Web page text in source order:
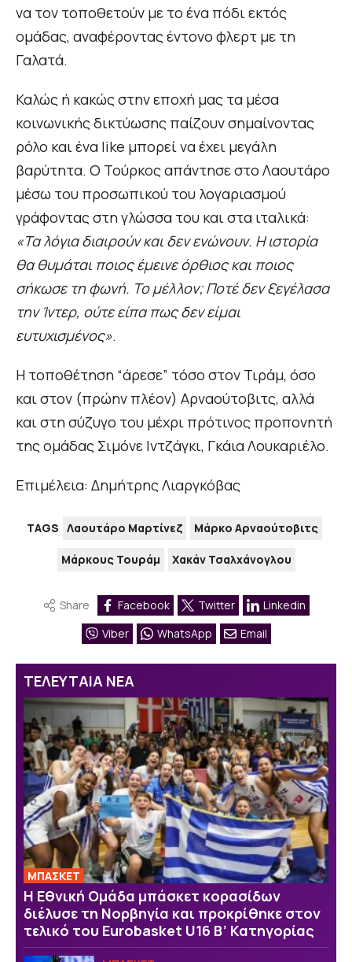
να τον τοποθετούν με το ένα πόδι εκτός
ομάδας, αναφέροντας έντονο φλερτ με τη
Γαλατά.
Καλώς ή κακώς στην εποχή μας τα μέσα
κοινωνικής δικτύωσης παίζουν σημαίνοντας
ρόλο και ένα like μπορεί να έχει μεγάλη
βαρύτητα. Ο Τούρκος απάντησε στο Λαουτάρο
μέσω του προσωπικού του λογαριασμού
γράφοντας στη γλώσσα του και στα ιταλικά:
«Τα λόγια διαιρούν και δεν ενώνουν. Η ιστορία
θα θυμάται ποιος έμεινε όρθιος και ποιος
σήκωσε τη φωνή. Το μέλλον; Ποτέ δεν ξεγέλασα
την Ίντερ, ούτε είπα πως δεν είμαι
ευτυχισμένος».
Η τοποθέτηση “άρεσε” τόσο στον Τιράμ, όσο
και στον (πρώην πλέον) Αρναούτοβιτς, αλλά
και στη σύζυγο του μέχρι πρότινος προπονητή
της ομάδας Σιμόνε Ιντζάγκι, Γκάια Λουκαριέλο.
Επιμέλεια: Δημήτρης Λιαργκόβας
TAGS Λαουτάρο Μαρτίνεζ Μάρκο Αρναούτοβιτς
Μάρκους Τουράμ Χακάν Τσαλχάνογλου
Share Facebook Twitter
Linkedin
Viber
WhatsApp Email
ΤΕΛΕΥΤΑΙΑ ΝΕΑ
ΜΠΑΣΚΕΤ
Η Εθνική Ομάδα μπάσκετ κορασίδων
διέλυσε τη Νορβηγία και προκρίθηκε στον
τελικό του Eurobasket U16 Β’ Κατηγορίας